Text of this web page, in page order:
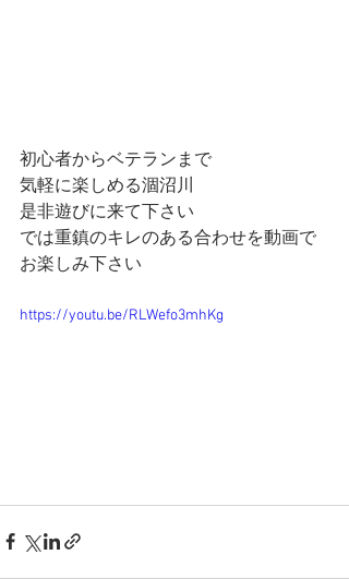
初心者からベテランまで
気軽に楽しめる涸沼川
是非遊びに来て下さい
では重鎮のキレのある合わせを動画で
お楽しみ下さい
https://youtu.be/RLWefo3mhKg